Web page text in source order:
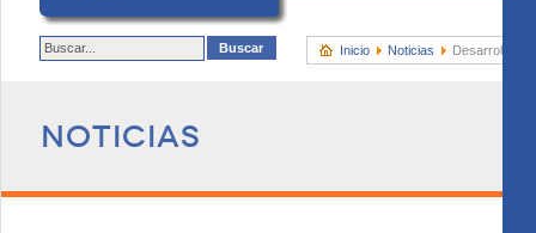
Inicio Noticias Desarrollo
Noticias